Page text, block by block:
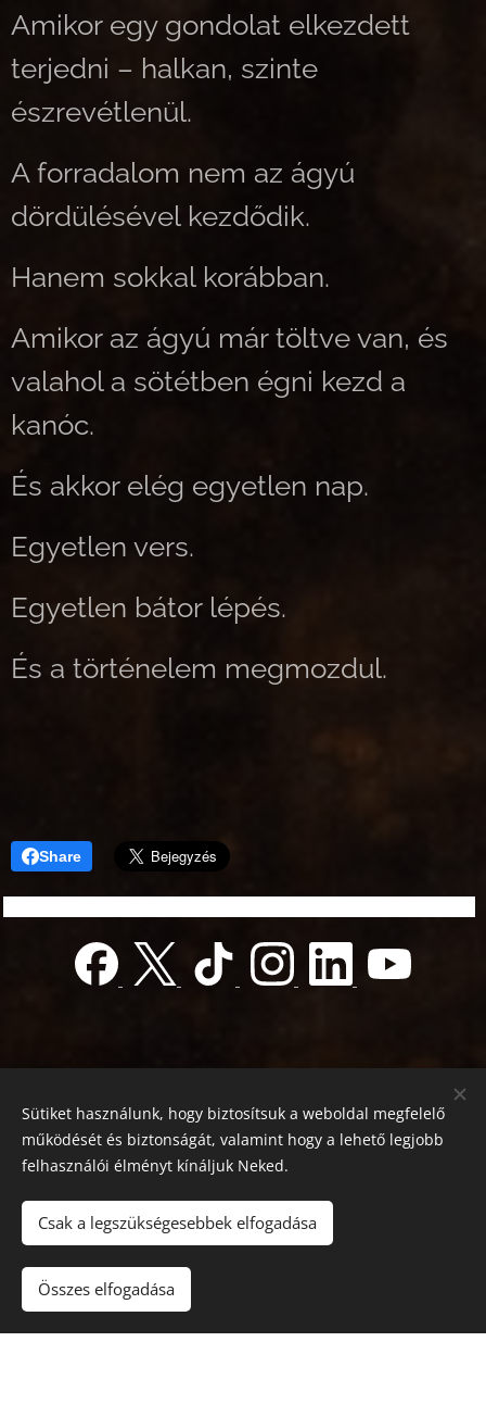
Amikor egy gondolat elkezdett
terjedni – halkan, szinte
észrevétlenül.
A forradalom nem az ágyú
dördülésével kezdődik.
Hanem sokkal korábban.
Amikor az ágyú már töltve van, és
valahol a sötétben égni kezd a
kanóc.
És akkor elég egyetlen nap.
Egyetlen vers.
Egyetlen bátor lépés.
És a történelem megmozdul.
Share
Országos azonosító:
0100/60270/2025/2300092318647
Adószám: 19419028-1-43
Webnode
Sütiket használunk, hogy biztosítsuk a weboldal megfelelő
működését és biztonságát, valamint hogy a lehető legjobb
felhasználói élményt kínáljuk Neked.
Csak a legszükségesebbek elfogadása
Összes elfogadása